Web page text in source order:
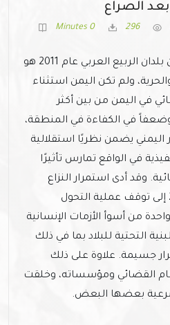
بعد الصراع
296
0 Minutes
كان المطلب المشترك بين بلدان الربيع العربي عام 2011 هو
ولم تكن اليمن استثناء
في اليمن من بين أكثر
في الكفاءة في المنطقة،
يضمن نظريًا استقلالية
في الواقع تمارس تأثيرًا
وقد أدى استمرار النزاع
المسلح الذي بدأ عام 2014 إلى توقف عملية التحول
من أسوأ الأزمات الإنسانية
التحتية للبلاد بما في ذلك
جسيمة. علاوة على ذلك
القضائي ومؤسساته، وخلقت
بعضها البعض.